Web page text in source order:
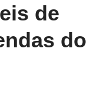
de
do